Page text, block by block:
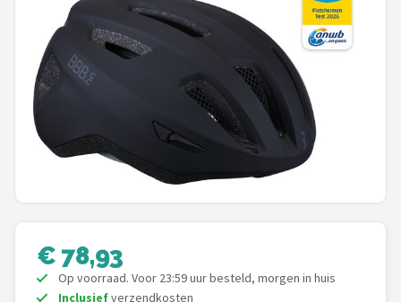
Basil
Volare
ABUS
AXA
Schwalbe
€ 78,93
Op voorraad. Voor 23:59 uur besteld, morgen in huis
Inclusiefverzendkosten